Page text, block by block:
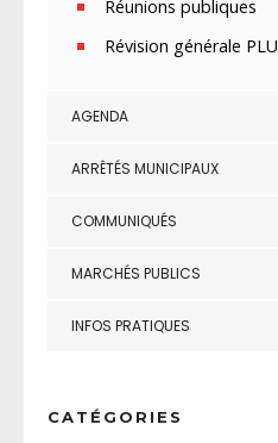
Réunions publiques
Révision générale PLU
AGENDA
ARRÊTÉS MUNICIPAUX
COMMUNIQUÉS
MARCHÉS PUBLICS
INFOS PRATIQUES
CATÉGORIES